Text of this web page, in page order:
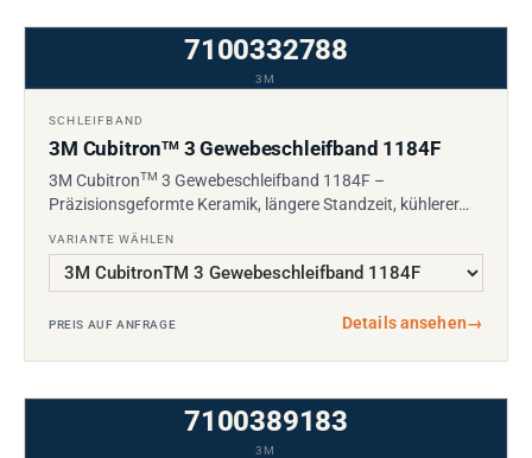
7100332788
3M
SCHLEIFBAND
3M CubitronTM3 Gewebeschleifband 1184F
3M CubitronTM 3 Gewebeschleifband 1184F –
Präzisionsgeformte Keramik, längere Standzeit, kühlerer…
VARIANTE WÄHLEN
PREIS AUF ANFRAGE Details ansehen→
7100389183
3M